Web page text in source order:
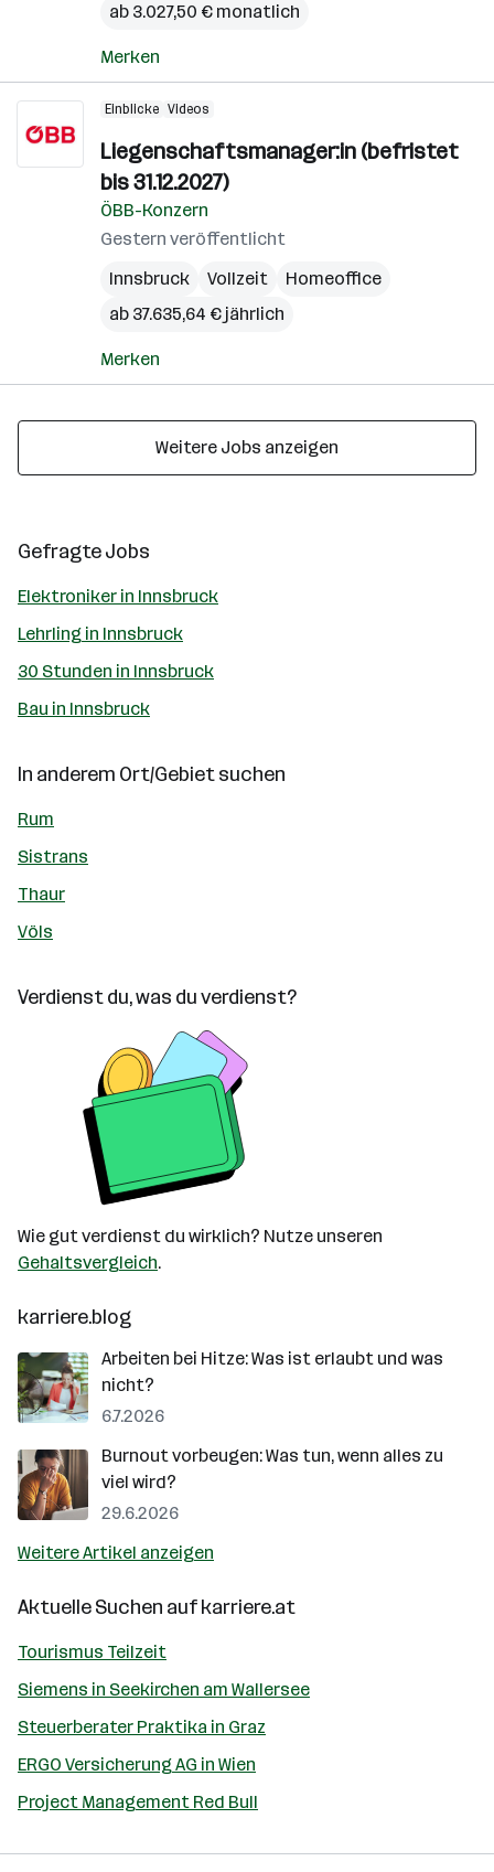
ab 3.027,50 € monatlich
Merken
Einblicke Videos
Liegenschaftsmanager:in (befristet
bis 31.12.2027)
ÖBB-Konzern
Gestern veröffentlicht
Innsbruck
Vollzeit
Homeoffice
ab 37.635,64 € jährlich
Merken
Weitere Jobs anzeigen
Gefragte Jobs
Elektroniker in Innsbruck
Lehrling in Innsbruck
30 Stunden in Innsbruck
Bau in Innsbruck
In anderem Ort/Gebiet suchen
Rum
Sistrans
Thaur
Völs
Verdienst du, was du verdienst?
Wie gut verdienst du wirklich? Nutze unseren
Gehaltsvergleich.
karriere.blog
Arbeiten bei Hitze: Was ist erlaubt und was
nicht?
6.7.2026
Burnout vorbeugen: Was tun, wenn alles zu
viel wird?
29.6.2026
Weitere Artikel anzeigen
Aktuelle Suchen aufkarriere.at
Tourismus Teilzeit
Siemens in Seekirchen am Wallersee
Steuerberater Praktika in Graz
ERGO Versicherung AG in Wien
Project Management Red Bull